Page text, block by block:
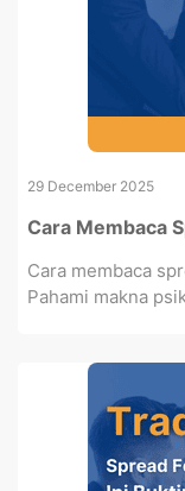
29 December 2025
Cara Membaca
Cara membaca
Pahami makna